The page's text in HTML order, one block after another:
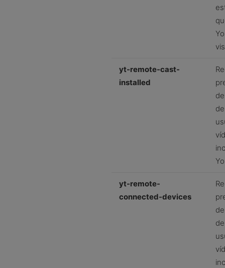
yt-remote-cast-
installed
yt-remote-
connected-devices